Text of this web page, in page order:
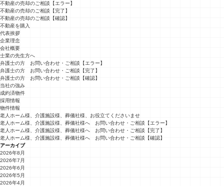
不動産の売却のご相談【エラー】
不動産の売却のご相談【完了】
不動産の売却のご相談【確認】
不動産を購入
代表挨拶
企業理念
会社概要
士業の先生方へ
弁護士の方 お問い合わせ・ご相談【エラー】
弁護士の方 お問い合わせ・ご相談【完了】
弁護士の方 お問い合わせ・ご相談【確認】
当社の強み
成約済物件
採用情報
物件情報
老人ホーム様、介護施設様、葬儀社様、お役立てくださいませ
老人ホーム様、介護施設様、葬儀社様へ お問い合わせ・ご相談【エラー】
老人ホーム様、介護施設様、葬儀社様へ お問い合わせ・ご相談【完了】
老人ホーム様、介護施設様、葬儀社様へ お問い合わせ・ご相談【確認】
アーカイブ
2026年8月
2026年7月
2026年6月
2026年5月
2026年4月